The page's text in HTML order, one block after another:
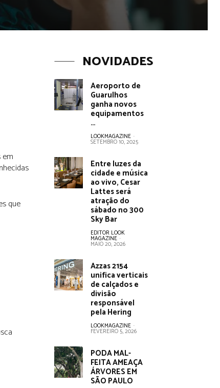
que
NOVIDADES
Aeroporto de
Guarulhos
ganha novos
equipamentos
…
LOOKMAGAZINE -
SETEMBRO 10, 2025
Entre luzes da
cidade e música
ao vivo, Cesar
Lattes será
atração do
sábado no 300
Sky Bar
EDITOR LOOK
MAGAZINE -
MAIO 20, 2026
Azzas 2154
unifica verticais
de calçados e
divisão
responsável
pela Hering
LOOKMAGAZINE -
FEVEREIRO 5, 2026
PODA MAL-
FEITA AMEAÇA
ÁRVORES EM
SÃO PAULO